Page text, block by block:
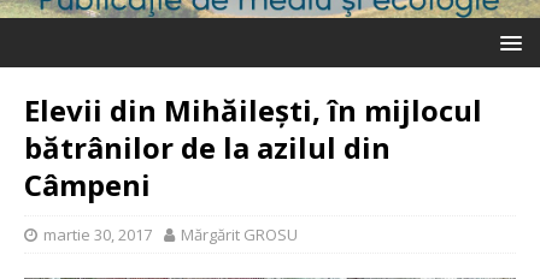
Elevii din Mihăilești, în mijlocul
bătrânilor de la azilul din
Câmpeni
martie 30, 2017 Mărgărit GROSU